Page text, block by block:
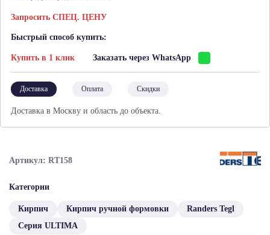
Артикул: RT158
Категории
Кирпич Кирпич ручной формовки
Randers Tegl
Серия ULTIMA
Запросить СПЕЦ. ЦЕНУ
Быстрый способ купить:
Купить в 1 клик Заказать через WhatsApp
Доставка Оплата Скидки
Доставка в Москву и область до объекта.